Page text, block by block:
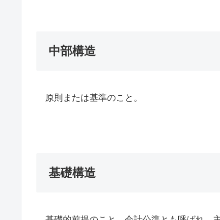
中部構造
原則または基準のこと。
基礎構造